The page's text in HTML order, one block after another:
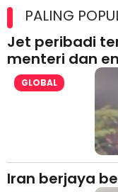
lesen separuh
PALING
Jet peribadi
menteri dan
GLOBAL
Iran berjaya